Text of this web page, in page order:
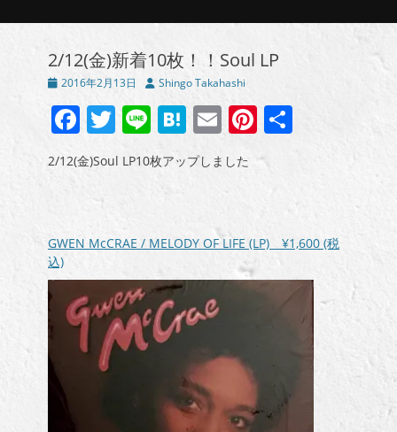
2/12(金)新着10枚！！Soul LP
投
日
2016年2月13日
投
者
Shingo Takahashi
Facebook
Twitter
LineHatena
EmailPinterest
2/12(金)Soul LP10枚アップしました
GWEN McCRAE / MELODY OF LIFE (LP) ¥1,600 (税
込)